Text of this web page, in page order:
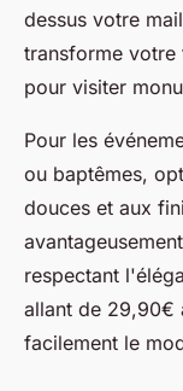
dessus votre
transforme votre
pour visiter
Pour les
ou baptêmes,
douces et aux
respectant
allant de 29,90€
facilement le